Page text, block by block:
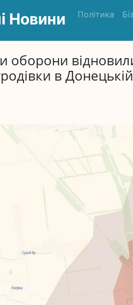
Новини Політика
оборони
в Донецькій